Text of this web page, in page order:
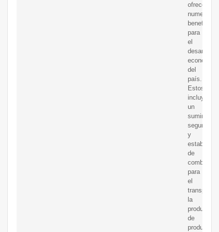
ofrecen
numerosos
beneficios
para
el
desarrollo
económico
del
país.
Estos
incluyen
un
suministro
seguro
y
estable
de
para
el
transporte,
la
producción
de
productos